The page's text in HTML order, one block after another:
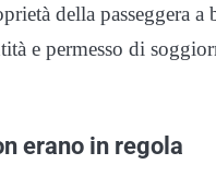
della passeggera a
e permesso di
erano in regola